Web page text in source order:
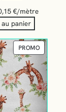
€/mètre
panier
PROMOPRODUIT
EN